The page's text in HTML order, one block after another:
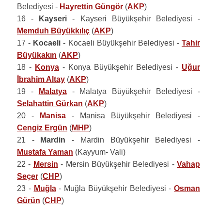
Belediyesi - Hayrettin Güngör (AKP)
16 -
Kayseri - Kayseri Büyükşehir Belediyesi -
Memduh Büyükkılıç (AKP)
17 - Kocaeli - Kocaeli Büyükşehir Belediyesi - Tahir
Büyükakın (AKP)
18 - Konya - Konya Büyükşehir Belediyesi - Uğur
İbrahim Altay (AKP)
19 -
Malatya- Malatya Büyükşehir Belediyesi -
Selahattin Gürkan (AKP)
20 -
Manisa - Manisa Büyükşehir Belediyesi -
Cengiz Ergün (MHP)
21 -
Mardin - Mardin Büyükşehir Belediyesi -
Mustafa Yaman (Kayyum- Vali)
22 - Mersin - Mersin Büyükşehir Belediyesi - Vahap
Seçer (CHP)
23 - Muğla- Muğla Büyükşehir Belediyesi - Osman
Gürün (CHP)